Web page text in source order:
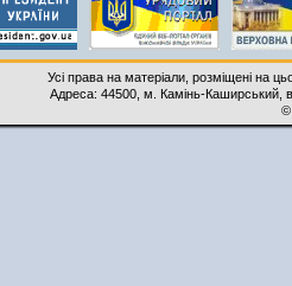
Усі права на матеріали, розміщені на
Адреса: 44500, м. Камінь-Каширський,
©